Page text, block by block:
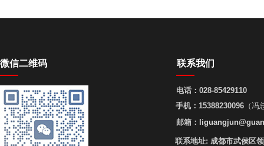
微信二维码 联系我们
电话： 028-85429110
手机： 15388230096 （冯
邮箱：
联系地址: 成都市武侯区